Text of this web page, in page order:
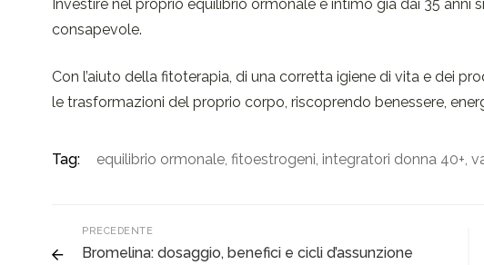
Investire nel proprio equilibrio ormonale e intimo già dai 35 anni
consapevole.
Con l’aiuto della fitoterapia, di una corretta igiene di vita e dei
le trasformazioni del proprio corpo, riscoprendo benessere,
Tag: equilibrio ormonale, fitoestrogeni, integratori donna 40+,
PRECEDENTE
Bromelina: dosaggio, benefici e cicli d’assunzione